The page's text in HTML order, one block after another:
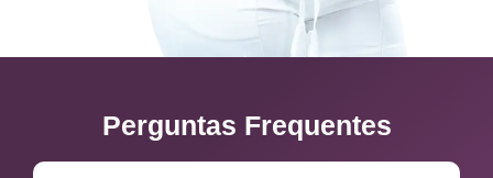
Perguntas Frequentes